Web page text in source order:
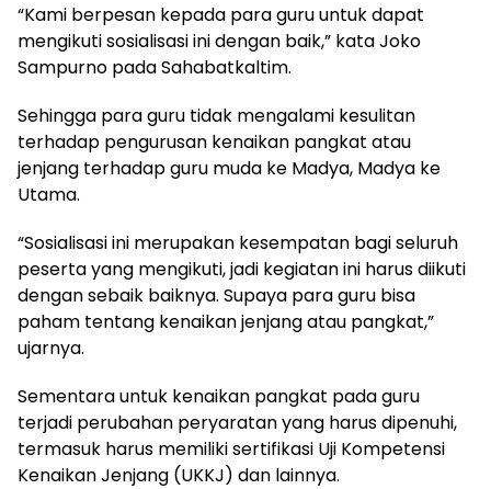
“Kami berpesan kepada para guru untuk dapat
mengikuti sosialisasi ini dengan baik,” kata Joko
Sampurno pada Sahabatkaltim.
Sehingga para guru tidak mengalami kesulitan
terhadap pengurusan kenaikan pangkat atau
jenjang terhadap guru muda ke Madya, Madya ke
Utama.
“Sosialisasi ini merupakan kesempatan bagi seluruh
peserta yang mengikuti, jadi kegiatan ini harus diikuti
dengan sebaik baiknya. Supaya para guru bisa
paham tentang kenaikan jenjang atau pangkat,”
ujarnya.
Sementara untuk kenaikan pangkat pada guru
terjadi perubahan peryaratan yang harus dipenuhi,
termasuk harus memiliki sertifikasi Uji Kompetensi
Kenaikan Jenjang (UKKJ) dan lainnya.